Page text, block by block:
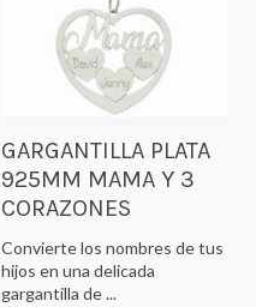
GARGANTILLA PLATA
925MM MAMA Y 3
CORAZONES
Convierte los nombres de tus
hijos en una delicada
gargantilla de ...